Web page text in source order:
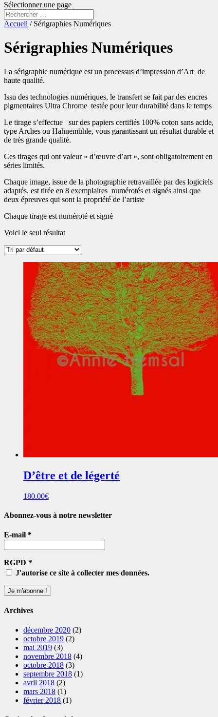
Sélectionner une page
Accueil / Sérigraphies Numériques
Sérigraphies Numériques
La sérigraphie numérique est un processus d’impression d’Art de
haute qualité.
Issu des technologies numériques, le transfert se fait par des encres
pigmentaires Ultra Chrome testée pour leur durabilité dans le temps
Le tirage s’effectue sur des papiers certifiés 100% coton sans acide,
type Arches ou Hahnemühle, vous garantissant un résultat durable et
de très grande qualité.
Ces tirages qui ont valeur « d’œuvre d’art », sont obligatoirement en
séries limités.
Chaque image, issue de la photographie retravaillée par des logiciels
adaptés, est tirée en 8 exemplaires numérotés et signés ainsi que
deux épreuves qui sont la propriété de l’artiste
Chaque tirage est numéroté et signé
Voici le seul résultat
D’être et de légerté
180.00€
Abonnez-vous à notre newsletter
E-mail *
RGPD *
J'autorise ce site à collecter mes données.
Archives
décembre 2020 (2)
octobre 2019 (2)
mai 2019 (3)
novembre 2018 (4)
octobre 2018 (3)
septembre 2018 (1)
avril 2018 (2)
mars 2018 (1)
février 2018 (1)